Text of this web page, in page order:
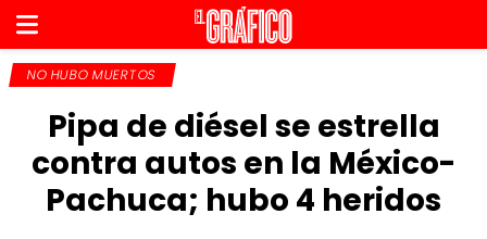
NO HUBO MUERTOS
Pipa de diésel se estrella
contra autos en la México-
Pachuca; hubo 4 heridos